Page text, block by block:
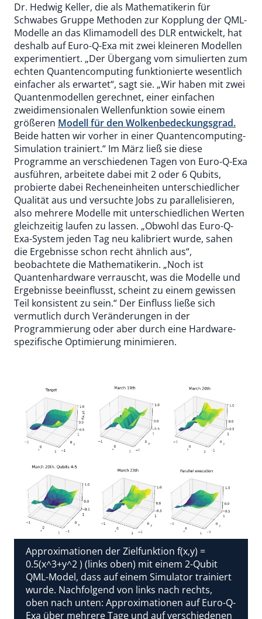
Dr. Hedwig Keller, die als Mathematikerin für
Schwabes Gruppe Methoden zur Kopplung der QML-
Modelle an das Klimamodell des DLR entwickelt, hat
deshalb auf Euro-Q-Exa mit zwei kleineren Modellen
experimentiert. „Der Übergang vom simulierten zum
echten Quantencomputing funktionierte wesentlich
einfacher als erwartet“, sagt sie. „Wir haben mit zwei
Quantenmodellen gerechnet, einer einfachen
zweidimensionalen Wellenfunktion sowie einem
größeren Modell für den Wolkenbedeckungsgrad.
Beide hatten wir vorher in einer Quantencomputing-
Simulation trainiert.“ Im März ließ sie diese
Programme an verschiedenen Tagen von Euro-Q-Exa
ausführen, arbeitete dabei mit 2 oder 6 Qubits,
probierte dabei Recheneinheiten unterschiedlicher
Qualität aus und versuchte Jobs zu parallelisieren,
also mehrere Modelle mit unterschiedlichen Werten
gleichzeitig laufen zu lassen. „Obwohl das Euro-Q-
Exa-System jeden Tag neu kalibriert wurde, sahen
die Ergebnisse schon recht ähnlich aus“,
beobachtete die Mathematikerin. „Noch ist
Quantenhardware verrauscht, was die Modelle und
Ergebnisse beeinflusst, scheint zu einem gewissen
Teil konsistent zu sein.“ Der Einfluss ließe sich
vermutlich durch Veränderungen in der
Programmierung oder aber durch eine Hardware-
spezifische Optimierung minimieren.
Approximationen der Zielfunktion f(x,y) =
0.5(x^3+y^2 ) (links oben) mit einem 2-Qubit
QML-Model, dass auf einem Simulator trainiert
wurde. Nachfolgend von links nach rechts,
oben nach unten: Approximationen auf Euro-Q-
Exa über mehrere Tage und auf verschiedenen